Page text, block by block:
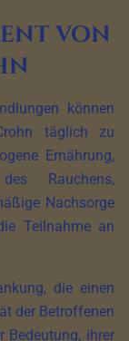
von
können
täglich zu
Ernährung,
Rauchens,
Nachsorge
Teilnahme an
die einen
der Betroffenen
Bedeutung, ihrer